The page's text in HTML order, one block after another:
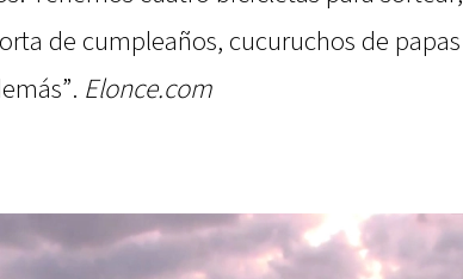
de cumpleaños, cucuruchos de papas
Elonce.com